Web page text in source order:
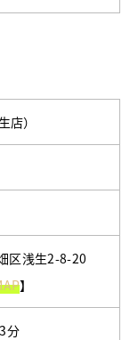
店）
区浅生2-8-20
】
分